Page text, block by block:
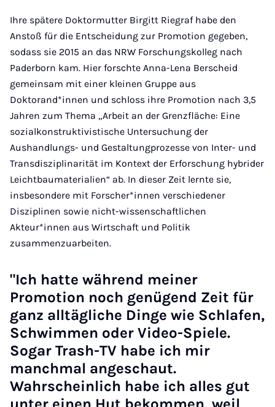
Ihre spätere Doktormutter Birgitt Riegraf habe den
Anstoß für die Entscheidung zur Promotion gegeben,
sodass sie 2015 an das NRW Forschungskolleg nach
Paderborn kam. Hier forschte Anna-Lena Berscheid
gemeinsam mit einer kleinen Gruppe aus
Doktorand*innen und schloss ihre Promotion nach 3,5
Jahren zum Thema „Arbeit an der Grenzfläche: Eine
sozialkonstruktivistische Untersuchung der
Aushandlungs- und Gestaltungprozesse von Inter- und
Transdisziplinarität im Kontext der Erforschung hybrider
Leichtbaumaterialien“ ab. In dieser Zeit lernte sie,
insbesondere mit Forscher*innen verschiedener
Disziplinen sowie nicht-wissenschaftlichen
Akteur*innen aus Wirtschaft und Politik
zusammenzuarbeiten.
"Ich hatte während meiner
Promotion noch genügend Zeit für
ganz alltägliche Dinge wie Schlafen,
Schwimmen oder Video-Spiele.
Sogar Trash-TV habe ich mir
manchmal angeschaut.
Wahrscheinlich habe ich alles gut